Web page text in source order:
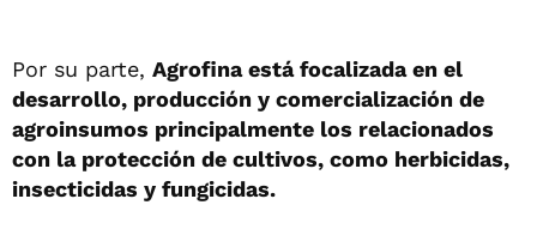
Por su parte, Agrofina está focalizada en el
desarrollo, producción y comercialización de
agroinsumos principalmente los relacionados
con la protección de cultivos, como herbicidas,
insecticidas y fungicidas.